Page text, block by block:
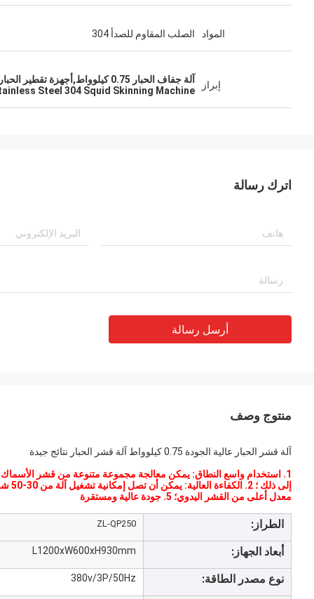
المواد الصلب المقاوم للصدأ 304
إبراز
آلة جفاف الحبار 0.75 كيلوواط,أجهزة تقطير الحبار من الفولاذ المقاوم للصدأ 304
Steel 304 Squid Skinning Machine
اترك رسالة
أرسل رسالة
منتوج وصف
آلة قشر الحبار عالية الجودة 0.75 كيلوواط آلة قشر الحبار نتائج جيدة
1. استخدام واسع النطاق: يمكن معالجة مجموعة متنوعة من قشر الأسماك
معدل أعلى من القشر اليدوي؛ 5. جودة عالية ومستقرة
الطراز: ZL-QP250
أبعاد الجهاز: L1200xW600xH930mm
نوع مصدر الطاقة: 380v/3P/50Hz